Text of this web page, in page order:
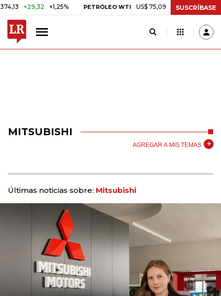
+29,32 +1,25% PETRÓLEO WTI US$ 75,09 -US$ 0,24 -0,32%
SUSCRÍBASE
MITSUBISHI
AGREGAR A MIS TEMAS
Últimas noticias sobre: Mitsubishi